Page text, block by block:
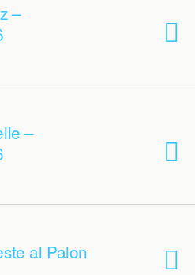
–
–
al Palon